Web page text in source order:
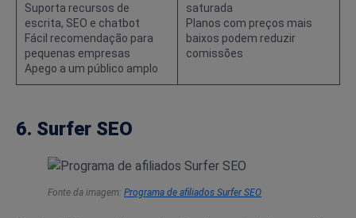
Suporta recursos de
escrita, SEO e chatbot
Fácil recomendação para
pequenas empresas
Apego a um público amplo
saturada
Planos com preços mais
baixos podem reduzir
comissões
6. Surfer SEO
Fonte da imagem: Programa de afiliados Surfer SEO